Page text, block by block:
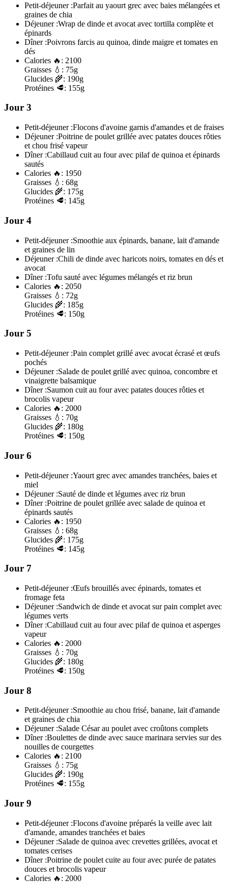
Petit-déjeuner :Parfait au yaourt grec avec baies mélangées et
graines de chia
Déjeuner :Wrap de dinde et avocat avec tortilla complète et
épinards
Dîner :Poivrons farcis au quinoa, dinde maigre et tomates en
dés
Calories 🔥: 2100
Graisses 💧: 75g
Glucides 🌾: 190g
Protéines 🥩: 155g
Jour 3
Petit-déjeuner :Flocons d'avoine garnis d'amandes et de fraises
Déjeuner :Poitrine de poulet grillée avec patates douces rôties
et chou frisé vapeur
Dîner :Cabillaud cuit au four avec pilaf de quinoa et épinards
sautés
Calories 🔥: 1950
Graisses 💧: 68g
Glucides 🌾: 175g
Protéines 🥩: 145g
Jour 4
Petit-déjeuner :Smoothie aux épinards, banane, lait d'amande
et graines de lin
Déjeuner :Chili de dinde avec haricots noirs, tomates en dés et
avocat
Dîner :Tofu sauté avec légumes mélangés et riz brun
Calories 🔥: 2050
Graisses 💧: 72g
Glucides 🌾: 185g
Protéines 🥩: 150g
Jour 5
Petit-déjeuner :Pain complet grillé avec avocat écrasé et œufs
pochés
Déjeuner :Salade de poulet grillé avec quinoa, concombre et
vinaigrette balsamique
Dîner :Saumon cuit au four avec patates douces rôties et
brocolis vapeur
Calories 🔥: 2000
Graisses 💧: 70g
Glucides 🌾: 180g
Protéines 🥩: 150g
Jour 6
Petit-déjeuner :Yaourt grec avec amandes tranchées, baies et
miel
Déjeuner :Sauté de dinde et légumes avec riz brun
Dîner :Poitrine de poulet grillée avec salade de quinoa et
épinards sautés
Calories 🔥: 1950
Graisses 💧: 68g
Glucides 🌾: 175g
Protéines 🥩: 145g
Jour 7
Petit-déjeuner :Œufs brouillés avec épinards, tomates et
fromage feta
Déjeuner :Sandwich de dinde et avocat sur pain complet avec
légumes verts
Dîner :Cabillaud cuit au four avec pilaf de quinoa et asperges
vapeur
Calories 🔥: 2000
Graisses 💧: 70g
Glucides 🌾: 180g
Protéines 🥩: 150g
Jour 8
Petit-déjeuner :Smoothie au chou frisé, banane, lait d'amande
et graines de chia
Déjeuner :Salade César au poulet avec croûtons complets
Dîner :Boulettes de dinde avec sauce marinara servies sur des
nouilles de courgettes
Calories 🔥: 2100
Graisses 💧: 75g
Glucides 🌾: 190g
Protéines 🥩: 155g
Jour 9
Petit-déjeuner :Flocons d'avoine préparés la veille avec lait
d'amande, amandes tranchées et baies
Déjeuner :Salade de quinoa avec crevettes grillées, avocat et
tomates cerises
Dîner :Poitrine de poulet cuite au four avec purée de patates
douces et brocolis vapeur
Calories 🔥: 2000